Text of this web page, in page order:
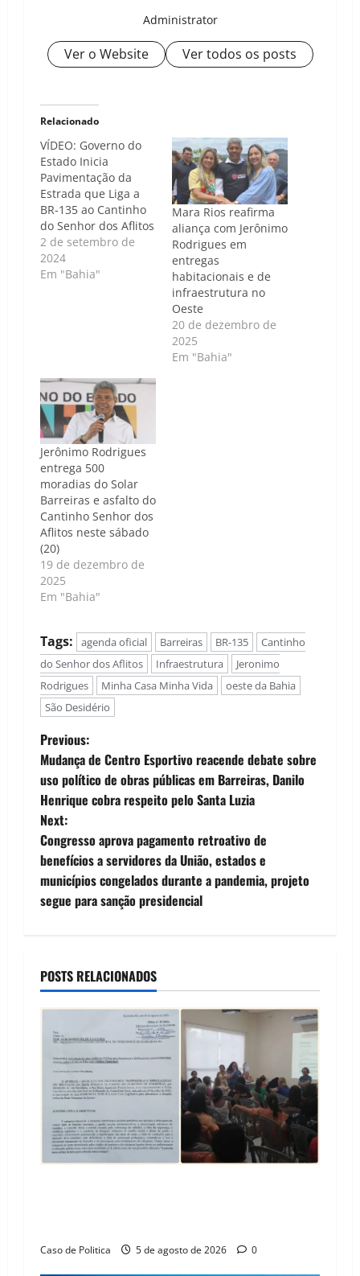
Administrator
Ver o Website Ver todos os posts
Relacionado
VÍDEO: Governo do
Estado Inicia
Pavimentação da
Estrada que Liga a
BR-135 ao Cantinho
do Senhor dos Aflitos
2 de setembro de
2024
Em "Bahia"
Mara Rios reafirma
aliança com Jerônimo
Rodrigues em
entregas
habitacionais e de
infraestrutura no
Oeste
20 de dezembro de
2025
Em "Bahia"
Jerônimo Rodrigues
entrega 500
moradias do Solar
Barreiras e asfalto do
Cantinho Senhor dos
Aflitos neste sábado
(20)
19 de dezembro de
2025
Em "Bahia"
Tags: agenda oficial Barreiras BR-135
Cantinho
do Senhor dos Aflitos
Infraestrutura
Jeronimo
Rodrigues
Minha Casa Minha Vida
oeste da Bahia
São Desidério
P
o
s
t
n
a
i
g
Previous:
Mudança de Centro Esportivo reacende debate sobre
uso político de obras públicas em Barreiras, Danilo
Henrique cobra respeito pelo Santa Luzia
Next:
Congresso aprova pagamento retroativo de
benefícios a servidores da União, estados e
municípios congelados durante a pandemia, projeto
segue para sanção presidencial
POSTS RELACIONADOS
Caso de Politica 5 de agosto de 2026 0